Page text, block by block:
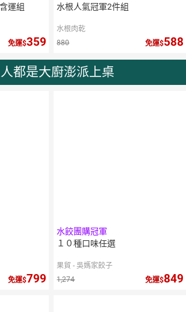
運組
免運 359
水根人氣冠軍2件組
水根肉乾
880
免運 588
都是大廚澎派上桌
免運 799
水餃團購冠軍
１０種口味任選
果貿 - 吳媽家餃子
1,274
免運 849